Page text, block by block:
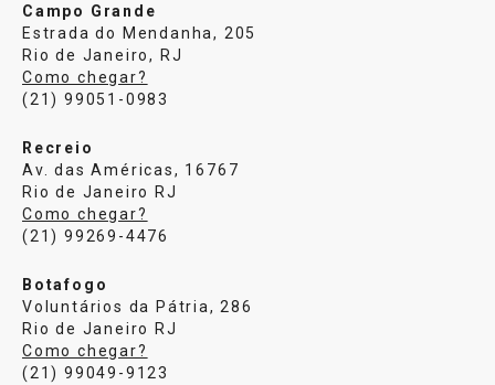
Campo Grande
Estrada do Mendanha, 205
Rio de Janeiro, RJ
Como chegar?
(21) 99051-0983
Recreio
Av. das Américas, 16767
Rio de Janeiro RJ
Como chegar?
(21) 99269-4476
Botafogo
Voluntários da Pátria, 286
Rio de Janeiro RJ
Como chegar?
(21) 99049-9123